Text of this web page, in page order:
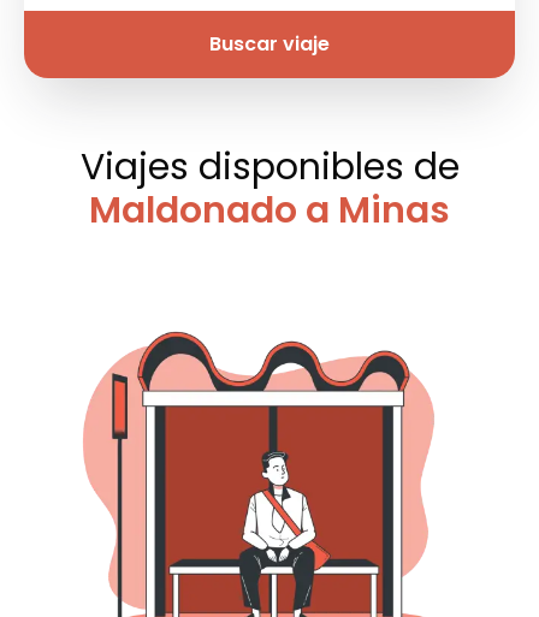
Buscar viaje
Viajes disponibles de
Maldonado a Minas